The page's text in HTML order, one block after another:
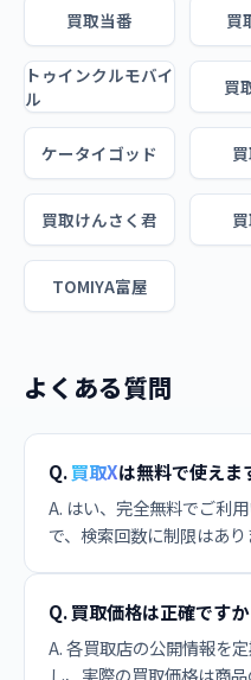
買取当番 買
トゥインクルモバイ
ル
買
ケータイゴッド
買取けんさく君
TOMIYA富屋
よくある質問
Q.買取Xは無料で使えま
A. はい、完全無料でご利
で、検索回数に制限はあり
Q. 買取価格は正確ですか
A. 各買取店の公開情報を
し、実際の買取価格は商